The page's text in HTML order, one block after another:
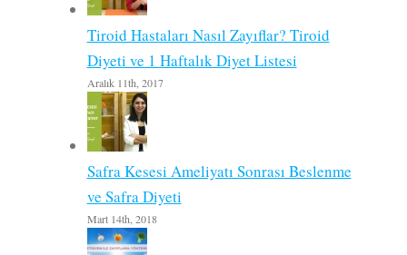
Tiroid Hastaları Nasıl Zayıflar? Tiroid
Diyeti ve 1 Haftalık Diyet Listesi
Aralık 11th, 2017
Safra Kesesi Ameliyatı Sonrası Beslenme
ve Safra Diyeti
Mart 14th, 2018